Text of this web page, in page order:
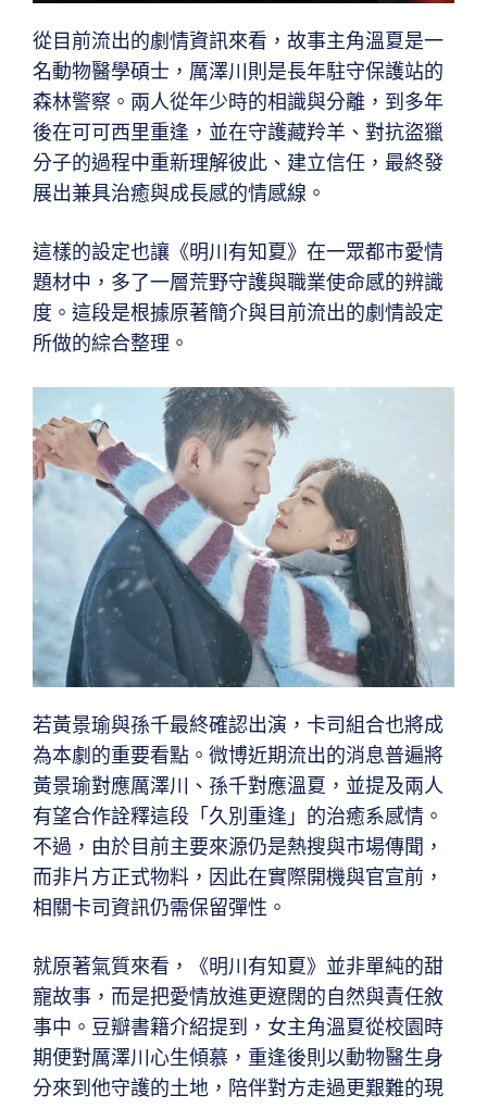
從目前流出的劇情資訊來看，故事主角溫夏是一
名動物醫學碩士，厲澤川則是長年駐守保護站的
森林警察。兩人從年少時的相識與分離，到多年
後在可可西里重逢，並在守護藏羚羊、對抗盜獵
分子的過程中重新理解彼此、建立信任，最終發
展出兼具治癒與成長感的情感線。
這樣的設定也讓《明川有知夏》在一眾都市愛情
題材中，多了一層荒野守護與職業使命感的辨識
度。這段是根據原著簡介與目前流出的劇情設定
所做的綜合整理。
若黃景瑜與孫千最終確認出演，卡司組合也將成
為本劇的重要看點。微博近期流出的消息普遍將
黃景瑜對應厲澤川、孫千對應溫夏，並提及兩人
有望合作詮釋這段「久別重逢」的治癒系感情。
不過，由於目前主要來源仍是熱搜與市場傳聞，
而非片方正式物料，因此在實際開機與官宣前，
相關卡司資訊仍需保留彈性。
就原著氣質來看，《明川有知夏》並非單純的甜
寵故事，而是把愛情放進更遼闊的自然與責任敘
事中。豆瓣書籍介紹提到，女主角溫夏從校園時
期便對厲澤川心生傾慕，重逢後則以動物醫生身
分來到他守護的土地，陪伴對方走過更艱難的現